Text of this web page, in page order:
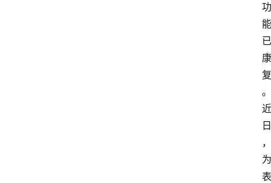
功
能
已
康
复
。
近
日
，
为
表